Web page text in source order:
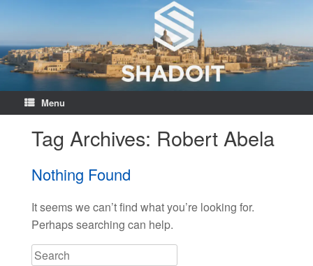
Menu
Tag Archives: Robert Abela
Nothing Found
It seems we can’t find what you’re looking for.
Perhaps searching can help.